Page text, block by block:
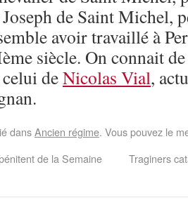
de Saint Michel,
avoir travaillé à
siècle. On connait
deNicolas Vial,
dansAncien régime. Vous pouvez le
de la Semaine
Traginers